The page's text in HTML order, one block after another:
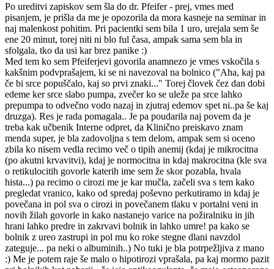
Po ureditvi zapiskov sem šla do dr. Pfeifer - prej, vmes med
pisanjem, je prišla da me je opozorila da mora kasneje na seminar in
naj malenkost pohitim. Pri pacientki sem bila 1 uro, urejala sem še
ene 20 minut, torej niti ni blo ful časa, ampak sama sem bla in
sfolgala, tko da usi kar brez panike :)
Med tem ko sem Pfeiferjevi govorila anamnezo je vmes vskočila s
kakšnim podvprašajem, ki se ni navezoval na bolnico ("Aha, kaj pa
če bi srce popuščalo, kaj so prvi znaki..." Torej človek čez dan dobi
edeme ker srce slabo pumpa, zvečer ko se uleže pa srce lahko
prepumpa to odvečno vodo nazaj in zjutraj edemov spet ni..pa še kaj
druzga). Res je rada pomagala.. Je pa poudarila naj povem da je
treba kak učbenik Interne odpret, da Klinično preiskavo znam
menda super, je bla zadovoljna s tem delom, ampak sem si oceno
zbila ko nisem vedla recimo več o tipih anemij (kdaj je mikrocitna
(po akutni krvavitvi), kdaj je normocitna in kdaj makrocitna (kle sva
o retikulocitih govorle katerih ime sem že skor pozabla, hvala
hista...) pa recimo o cirozi me je kar mučla, začeli sva s tem kako
pregledat vranico, kako od spredaj poševno perkutiramo in kdaj je
povečana in pol sva o cirozi in povečanem tlaku v portalni veni in
novih žilah govorle in kako nastanejo varice na požiralniku in jih
hrani lahko predre in zakrvavi bolnik in lahko umre! pa kako se
bolnik z ureo zastrupi in pol mu ko roke stegne dlani navzdol
zateguje... pa neki o albuminih..) No tuki je bla potrpežljiva z mano
:) Me je potem raje še malo o hipotirozi vprašala, pa kaj mormo pazit